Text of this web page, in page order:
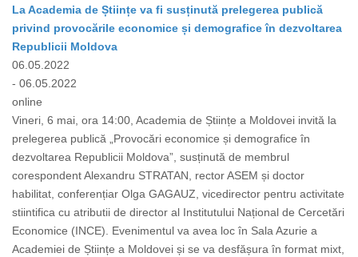
La Academia de Științe va fi susținută prelegerea publică
privind provocările economice și demografice în dezvoltarea
Republicii Moldova
06.05.2022
- 06.05.2022
online
Vineri, 6 mai, ora 14:00, Academia de Științe a Moldovei invită la
prelegerea publică „Provocări economice și demografice în
dezvoltarea Republicii Moldova”, susținută de membrul
corespondent Alexandru STRATAN, rector ASEM și doctor
habilitat, conferențiar Olga GAGAUZ, vicedirector pentru activitate
stiintifica cu atributii de director al Institutului Național de Cercetări
Economice (INCE). Evenimentul va avea loc în Sala Azurie a
Academiei de Științe a Moldovei și se va desfășura în format mixt,